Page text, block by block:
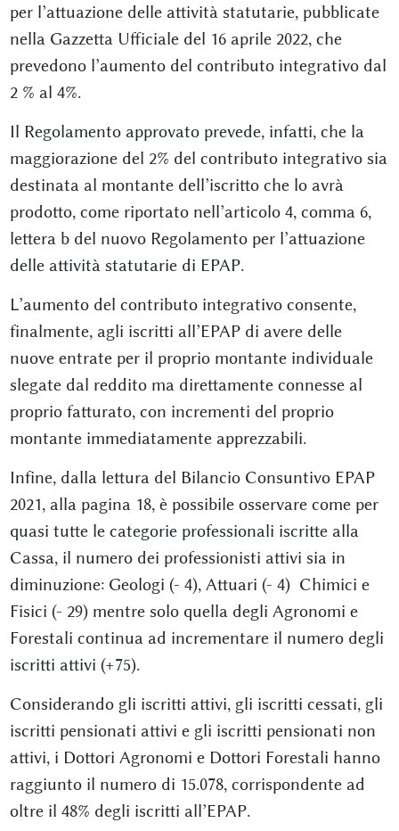
per l’attuazione delle attività statutarie, pubblicate
nella Gazzetta Ufficiale del 16 aprile 2022, che
prevedono l’aumento del contributo integrativo dal
2 % al 4%.
Il Regolamento approvato prevede, infatti, che la
maggiorazione del 2% del contributo integrativo sia
destinata al montante dell’iscritto che lo avrà
prodotto, come riportato nell’articolo 4, comma 6,
lettera b del nuovo Regolamento per l’attuazione
delle attività statutarie di EPAP.
L’aumento del contributo integrativo consente,
finalmente, agli iscritti all’EPAP di avere delle
nuove entrate per il proprio montante individuale
slegate dal reddito ma direttamente connesse al
proprio fatturato, con incrementi del proprio
montante immediatamente apprezzabili.
Infine, dalla lettura del Bilancio Consuntivo EPAP
2021, alla pagina 18, è possibile osservare come per
quasi tutte le categorie professionali iscritte alla
Cassa, il numero dei professionisti attivi sia in
diminuzione: Geologi (- 4), Attuari (- 4) Chimici e
Fisici (- 29) mentre solo quella degli Agronomi e
Forestali continua ad incrementare il numero degli
iscritti attivi (+75).
Considerando gli iscritti attivi, gli iscritti cessati, gli
iscritti pensionati attivi e gli iscritti pensionati non
attivi, i Dottori Agronomi e Dottori Forestali hanno
raggiunto il numero di 15.078, corrispondente ad
oltre il 48% degli iscritti all’EPAP.